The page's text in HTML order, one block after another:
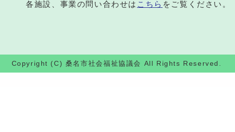
各施設、事業の問い合わせは こちら をご覧ください。
Copyright (C) 桑名市社会福祉協議会 All Rights Reserved.